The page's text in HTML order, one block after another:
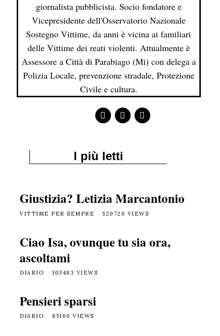
giornalista pubblicista. Socio fondatore e
Vicepresidente dell'Osservatorio Nazionale
Sostegno Vittime, da anni è vicina ai familiari
delle Vittime dei reati violenti. Attualmente è
Assessore a Città di Parabiago (Mi) con delega a
Polizia Locale, prevenzione stradale, Protezione
Civile e cultura.
I più letti
Giustizia? Letizia Marcantonio
VITTIME PER SEMPRE 520720 VIEWS
Ciao Isa, ovunque tu sia ora,
ascoltami
DIARIO 103483 VIEWS
Pensieri sparsi
DIARIO 85160 VIEWS